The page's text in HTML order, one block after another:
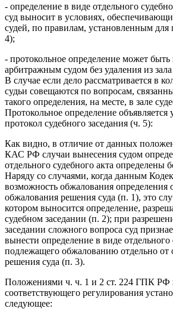
- определение в виде отдельного
суд выносит в условиях,
судей, по правилам, установленным для
4);
- протокольное определение может
арбитражным судом без удаления из зала
В случае если дело рассматривается в
судьи совещаются по вопросам,
такого определения, на месте, в зале
Протокольное определение объявляется
протокол судебного заседания (ч. 5):
Как видно, в отличие от данных
КАС РФ случаи вынесения судом
отдельного судебного акта определены
Наряду со случаями, когда данным
возможность обжалования определения
обжалования решения суда (п. 1), это
котором выносится определение,
судебном заседании (п. 2); при
заседании сложного вопроса суд
вынести определение в виде отдельного
подлежащего обжалованию отдельно от
решения суда (п. 3).
Положениями ч. ч. 1 и 2 ст. 224 ГПК РФ
соответствующего регулирования
следующее: